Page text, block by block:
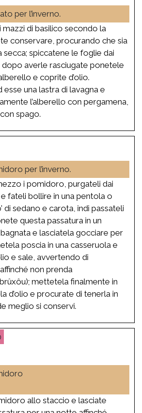
per l’inverno.
mazzi di basilico secondo la
conservare, procurando che sia
spiccatene le foglie dai
averle rasciugate ponetele
e coprite d’olio.
una lastra di lavagna e
l’alberello con pergamena,
spago.
per l’inverno.
i pomidoro, purgateli dai
e fateli bollire in una pentola o
di sedano e carota, indi passateli
questa passatura in un
e lasciatela gocciare per
poscia in una casseruola e
e sale, avvertendo di
non prenda
mettetela finalmente in
d’olio e procurate di tenerla in
meglio si conservi.
allo staccio e lasciate